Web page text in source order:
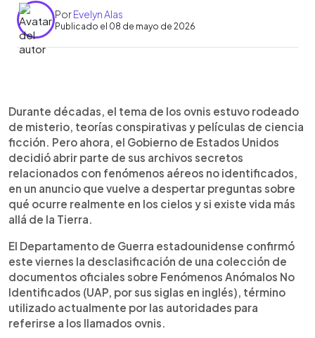
PorEvelyn Alas
Publicado el 08 de mayo de 2026
► Escuchar artículo
El Gobierno de Estados Unidos comenzó a
desclasificar archivos oficiales sobre Fenómenos
Anómalos No Identificados (UAP), conocidos
popularmente como ovnis. Los documentos
incluyen fotografías, videos, reportes militares y
análisis elaborados por agencias como la NASA, el
FBI y el Departamento de Guerra. Aunque las
autoridades no confirman la existencia de vida
extraterrestre, reconocen que algunos
fenómenos aún no tienen explicación definitiva. La
medida busca ofrecer mayor transparencia sobre
casos investigados durante décadas y vuelve a
colocar el tema en el centro del debate
internacional. Los archivos estarán disponibles
públicamente y seguirán actualizándose de forma
progresiva en los próximos meses.
Durante décadas, el tema de los ovnis estuvo rodeado
de misterio, teorías conspirativas y películas de ciencia
ficción. Pero ahora, el Gobierno de Estados Unidos
decidió abrir parte de sus archivos secretos
relacionados con fenómenos aéreos no identificados,
en un anuncio que vuelve a despertar preguntas sobre
qué ocurre realmente en los cielos y si existe vida más
allá de la Tierra.
El Departamento de Guerra estadounidense confirmó
este viernes la desclasificación de una colección de
documentos oficiales sobre Fenómenos Anómalos No
Identificados (UAP, por sus siglas en inglés), término
utilizado actualmente por las autoridades para
referirse a los llamados ovnis.